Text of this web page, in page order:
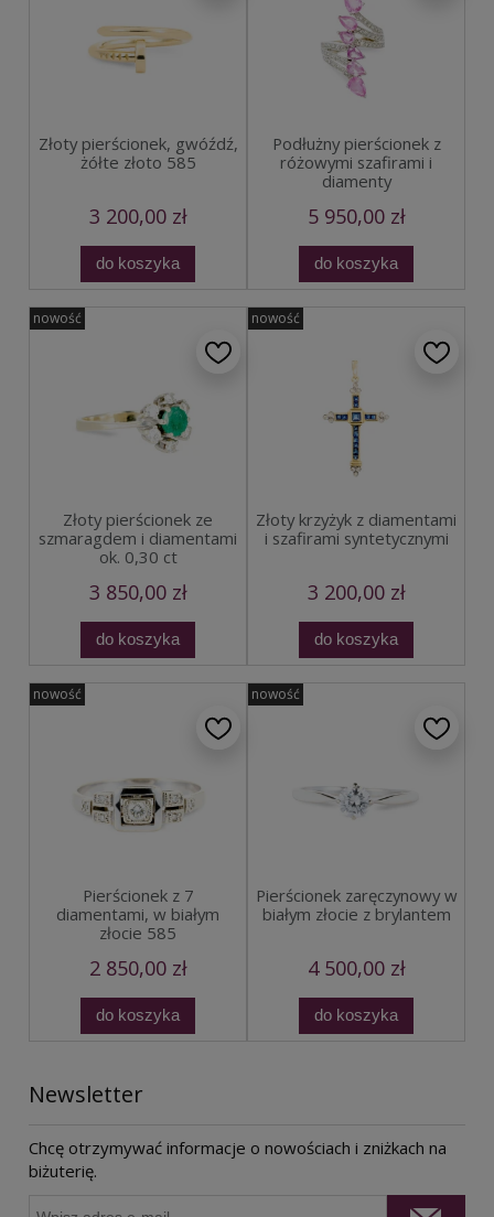
Złoty pierścionek, gwóźdź,
żółte złoto 585
3 200,00 zł
do koszyka
Podłużny pierścionek z
różowymi szafirami i
diamenty
5 950,00 zł
do koszyka
Złoty pierścionek ze
szmaragdem i diamentami
ok. 0,30 ct
3 850,00 zł
do koszyka
nowość
Złoty krzyżyk z diamentami
i szafirami syntetycznymi
3 200,00 zł
do koszyka
nowość
Pierścionek z 7
diamentami, w białym
złocie 585
2 850,00 zł
do koszyka
nowość
Pierścionek zaręczynowy w
białym złocie z brylantem
4 500,00 zł
do koszyka
nowość
Newsletter
Chcę otrzymywać informacje o nowościach i zniżkach na
biżuterię.